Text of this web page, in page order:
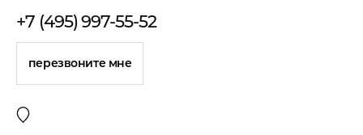
+7 (495) 997-55-52
перезвоните мне